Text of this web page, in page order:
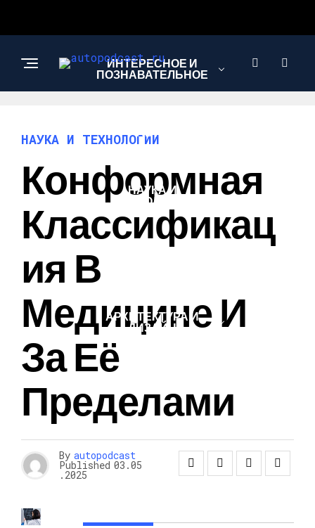
ИНТЕРЕСНОЕ И
ПОЗНАВАТЕЛЬНОЕ
АВТО
НАУКА И
ТЕХНОЛОГИИ
АРХИТЕКТУРА И
ДИЗАЙН
НАУКА И ТЕХНОЛОГИИ
Конформная
Классификац
Ия В
Медицине И
За Её
Пределами
By autopodcast
Published 03.05
.2025